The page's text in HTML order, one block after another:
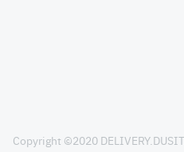
Copyright ©2020